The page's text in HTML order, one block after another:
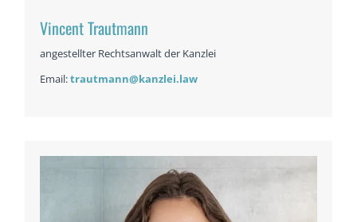
Vincent Trautmann
angestellter Rechtsanwalt der Kanzlei
Email:trautmann@kanzlei.law